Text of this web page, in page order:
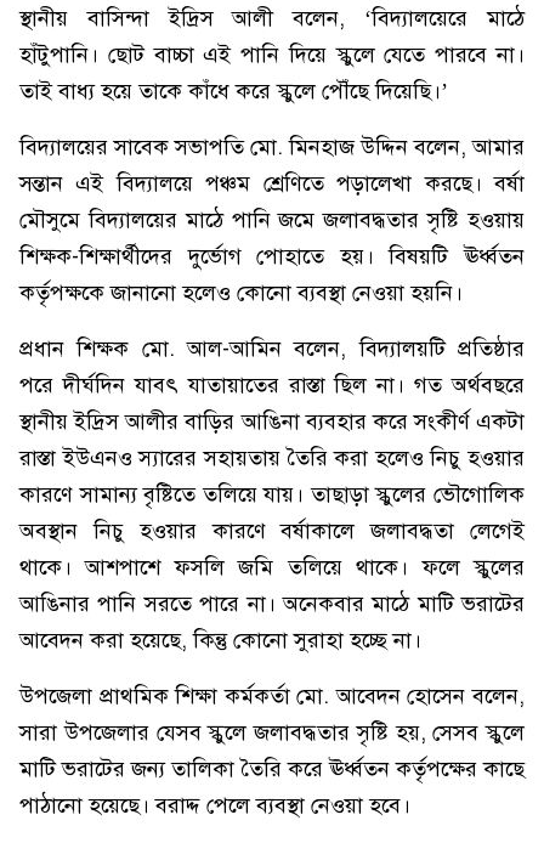
স্থানীয় বাসিন্দা ইদ্রিস আলী বলেন, ‘বিদ্যালয়েরে মাঠে
হাঁটুপানি। ছোট বাচ্চা এই পানি দিয়ে স্কুলে যেতে পারবে না।
তাই বাধ্য হয়ে তাকে কাঁধে করে স্কুলে পৌঁছে দিয়েছি।’
বিদ্যালয়ের সাবেক সভাপতি মো. মিনহাজ উদ্দিন বলেন, আমার
সন্তান এই বিদ্যালয়ে পঞ্চম শ্রেণিতে পড়ালেখা করছে। বর্ষা
মৌসুমে বিদ্যালয়ের মাঠে পানি জমে জলাবদ্ধতার সৃষ্টি হওয়ায়
শিক্ষক-শিক্ষার্থীদের দুর্ভোগ পোহাতে হয়। বিষয়টি ঊর্ধ্বতন
কর্তৃপক্ষকে জানানো হলেও কোনো ব্যবস্থা নেওয়া হয়নি।
প্রধান শিক্ষক মো. আল-আমিন বলেন, বিদ্যালয়টি প্রতিষ্ঠার
পরে দীর্ঘদিন যাবৎ যাতায়াতের রাস্তা ছিল না। গত অর্থবছরে
স্থানীয় ইদ্রিস আলীর বাড়ির আঙিনা ব্যবহার করে সংকীর্ণ একটা
রাস্তা ইউএনও স্যারের সহায়তায় তৈরি করা হলেও নিচু হওয়ার
কারণে সামান্য বৃষ্টিতে তলিয়ে যায়। তাছাড়া স্কুলের ভৌগোলিক
অবস্থান নিচু হওয়ার কারণে বর্ষাকালে জলাবদ্ধতা লেগেই
থাকে। আশপাশে ফসলি জমি তলিয়ে থাকে। ফলে স্কুলের
আঙিনার পানি সরতে পারে না। অনেকবার মাঠে মাটি ভরাটের
আবেদন করা হয়েছে, কিন্তু কোনো সুরাহা হচ্ছে না।
উপজেলা প্রাথমিক শিক্ষা কর্মকর্তা মো. আবেদন হোসেন বলেন,
সারা উপজেলার যেসব স্কুলে জলাবদ্ধতার সৃষ্টি হয়, সেসব স্কুলে
মাটি ভরাটের জন্য তালিকা তৈরি করে ঊর্ধ্বতন কর্তৃপক্ষের কাছে
পাঠানো হয়েছে। বরাদ্দ পেলে ব্যবস্থা নেওয়া হবে।